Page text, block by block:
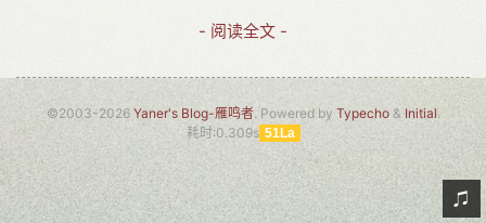
- 阅读全文 -
©2003-2026 Yaner's Blog-雁鸣者. Powered by Typecho& Initial.
耗时:0.309s 51La